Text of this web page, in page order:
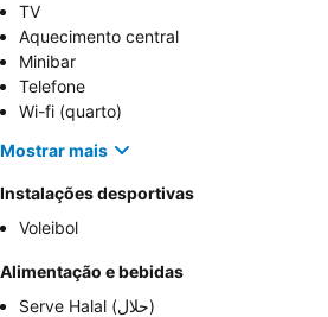
TV
Aquecimento central
Minibar
Telefone
Wi-fi (quarto)
Mostrar mais
Instalações desportivas
Voleibol
Alimentação e bebidas
Serve Halal (حلال)